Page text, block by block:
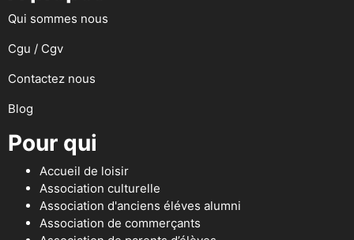
Qui sommes nous
Cgu / Cgv
Contactez nous
Blog
Pour qui
Accueil de loisir
Association culturelle
Association d'anciens éléves alumni
Association de commerçants